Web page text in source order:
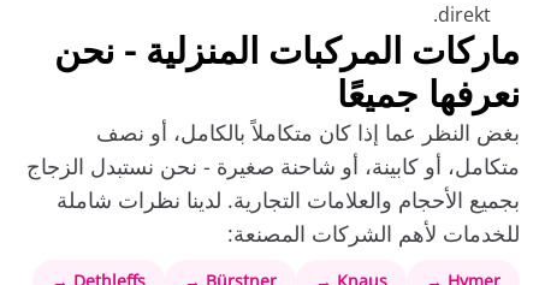
direkt.
ماركات المركبات المنزلية - نحن
نعرفها جميعًا
بغض النظر عما إذا كان متكاملاً بالكامل، أو نصف
متكامل، أو كابينة، أو شاحنة صغيرة - نحن نستبدل الزجاج
بجميع الأحجام والعلامات التجارية. لدينا نظرات شاملة
للخدمات لأهم الشركات المصنعة: